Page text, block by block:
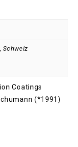
, Schweiz
Coatings
(*1991)